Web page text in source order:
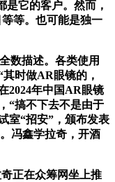
它的客户。然而，
等。也可能是独一
描述。各类使用
时做AR眼镜的，
2024年中国AR眼镜
“搞不下去不是由于
室“招安”，颁布发表
冯鑫学拉奇，开酒
正在众筹网坐上推